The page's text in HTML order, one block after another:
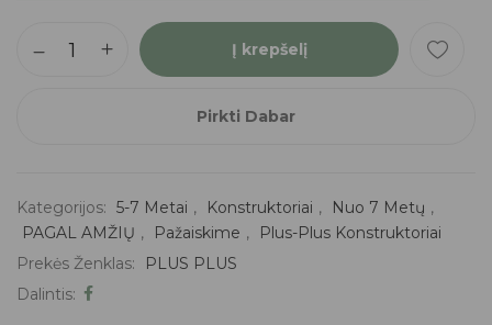
Į krepšelį
Pirkti Dabar
Kategorijos: 5-7 Metai , Konstruktoriai , Nuo 7 Metų ,
PAGAL AMŽIŲ , Pažaiskime ,
Plus-Plus Konstruktoriai
Prekės Ženklas:
PLUS PLUS
Dalintis: